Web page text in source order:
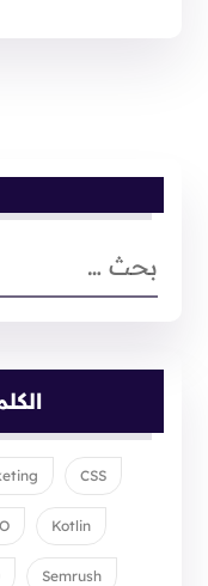
CSS
Kotlin
Semrush